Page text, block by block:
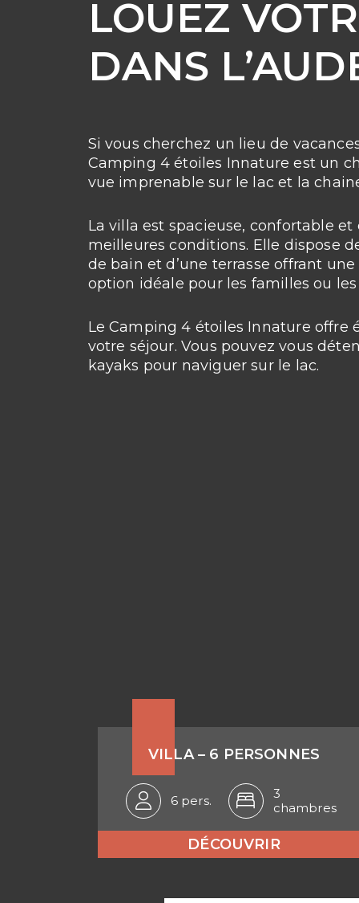
LOUEZ
DANS
Si vous cherchez un lieu de
Camping 4 étoiles Innature est un
vue imprenable sur le lac et la
La villa est spacieuse, confortable
meilleures conditions. Elle dispose
de bain et d’une terrasse offrant
option idéale pour les familles ou les
Le Camping 4 étoiles Innature
votre séjour. Vous pouvez vous
kayaks pour naviguer sur le lac.
VILLA – 6 PERSONNES
6 pers.
3
chambres
DÉCOUVRIR